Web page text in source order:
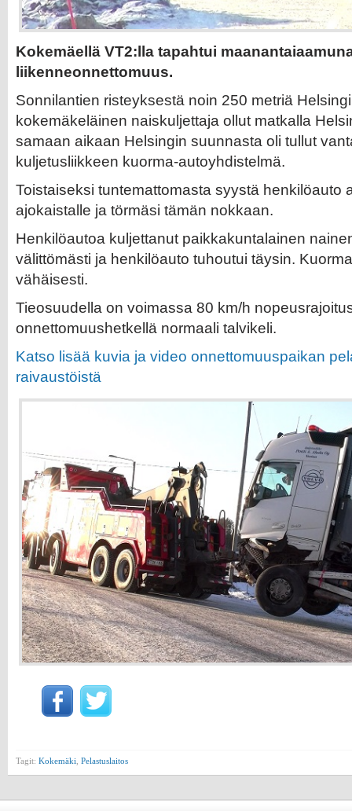
Kokemäellä VT2:lla tapahtui
liikenneonnettomuus.
Sonnilantien risteyksestä noin 250 metriä
kokemäkeläinen naiskuljettaja ollut matkalla
samaan aikaan Helsingin suunnasta oli tullut
kuljetusliikkeen kuorma-autoyhdistelmä.
Toistaiseksi tuntemattomasta syystä henkilöauto
ajokaistalle ja törmäsi tämän nokkaan.
Henkilöautoa kuljettanut paikkakuntalainen
välittömästi ja henkilöauto tuhoutui täysin.
vähäisesti.
Tieosuudella on voimassa 80 km/h
onnettomuushetkellä normaali talvikeli.
Katso lisää kuvia ja video onnettomuuspaikan
raivaustöistä
Tagit: Kokemäki Pelastuslaitos